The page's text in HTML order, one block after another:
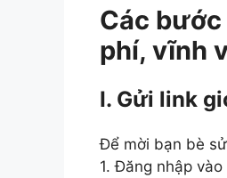
Các
phí, vĩnh
I. Gửi link
Để mời bạn bè
1. Đăng nhập